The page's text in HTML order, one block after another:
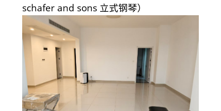
schafer and sons 立式钢琴）